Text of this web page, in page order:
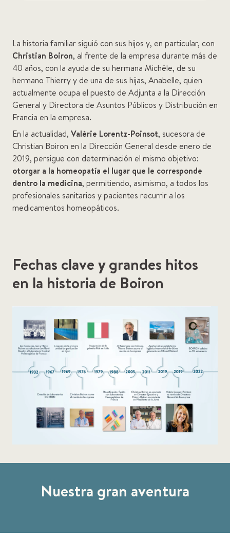
La historia familiar siguió con sus hijos y, en particular, con
Christian Boiron, al frente de la empresa durante más de
40 años, con la ayuda de su hermana Michèle, de su
hermano Thierry y de una de sus hijas, Anabelle, quien
actualmente ocupa el puesto de Adjunta a la Dirección
General y Directora de Asuntos Públicos y Distribución en
Francia en la empresa.
En la actualidad, Valérie Lorentz-Poinsot, sucesora de
Christian Boiron en la Dirección General desde enero de
2019, persigue con determinación el mismo objetivo:
otorgar a la homeopatía el lugar que le corresponde
dentro la medicina, permitiendo, asimismo, a todos los
profesionales sanitarios y pacientes recurrir a los
medicamentos homeopáticos.
Fechas clave y grandes hitos
en la historia de Boiron
Nuestra gran aventura